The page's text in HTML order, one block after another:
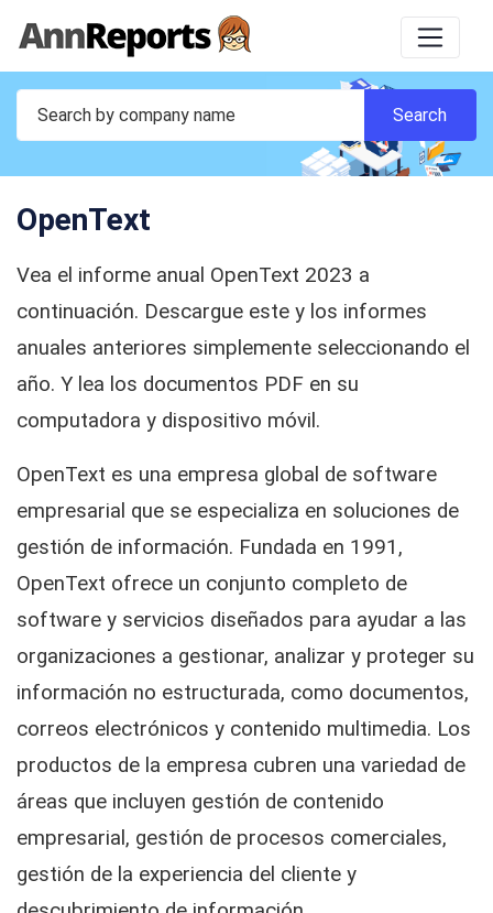
OpenText
Vea el informe anual OpenText 2023 a
continuación. Descargue este y los informes
anuales anteriores simplemente seleccionando el
año. Y lea los documentos PDF en su
computadora y dispositivo móvil.
OpenText es una empresa global de software
empresarial que se especializa en soluciones de
gestión de información. Fundada en 1991,
OpenText ofrece un conjunto completo de
software y servicios diseñados para ayudar a las
organizaciones a gestionar, analizar y proteger su
información no estructurada, como documentos,
correos electrónicos y contenido multimedia. Los
productos de la empresa cubren una variedad de
áreas que incluyen gestión de contenido
empresarial, gestión de procesos comerciales,
gestión de la experiencia del cliente y